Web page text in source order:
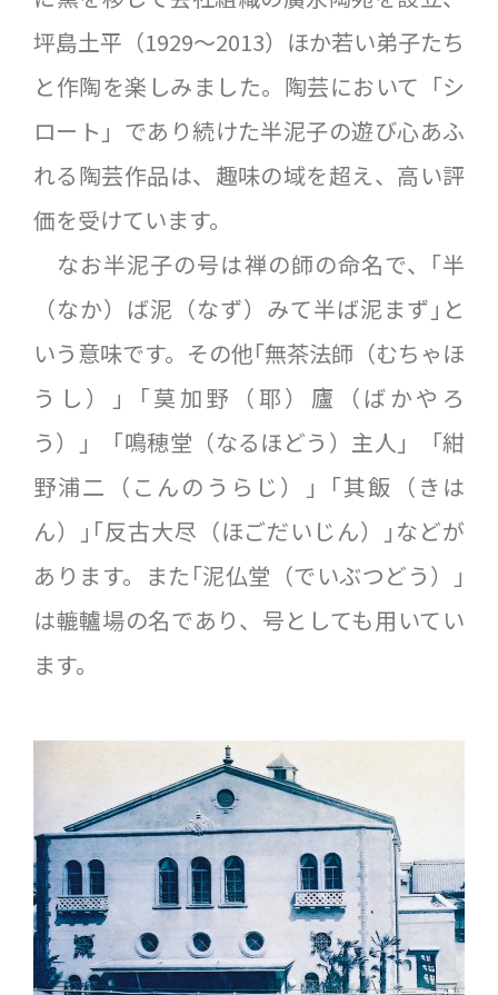
坪島土平（1929〜2013）ほか若い弟子たち
と作陶を楽しみました。陶芸において「シ
ロート」であり続けた半泥子の遊び心あふ
れる陶芸作品は、趣味の域を超え、高い評
価を受けています。
なお半泥子の号は禅の師の命名で、｢半
（なか）ば泥（なず）みて半ば泥まず｣と
いう意味です。その他｢無茶法師（むちゃほ
うし）｣「莫加野（耶）廬（ばかやろ
う）」「鳴穂堂（なるほどう）主人」「紺
野浦二（こんのうらじ）」｢其飯（きは
ん）｣｢反古大尽（ほごだいじん）｣などが
あります。また｢泥仏堂（でいぶつどう）｣
は轆轤場の名であり、号としても用いてい
ます。